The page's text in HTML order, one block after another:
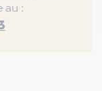
au :